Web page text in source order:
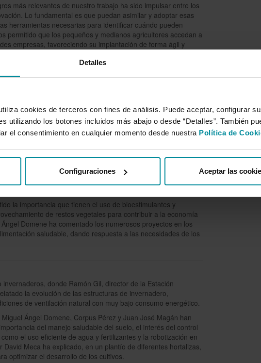
Detalles
cookies de terceros con fines de análisis. Puede aceptar, configurar
utilizando los botones incluidos más abajo o desde “Detalles”. También
el consentimiento en cualquier momento desde nuestra Política de
Configuraciones Aceptar las
más relevantes de nuestro trabajo ha sido impulsar entre los
Lo fundamental es que puedan asimilar y adoptar esas
herramientas necesarias para identificar cuándo pueden
permitido que los pequeños y medianos agricultores accedan a
empresas, favoreciendo su implantación de forma ágil y
hemos mantenido siempre como objetivo avanzar hacia una
y sostenible, al mismo tiempo que contribuíamos a mejorar la
líneas de trabajo que se han desarrollado en la Estación
la optimización de los sistemas de riego y
de los subproductos, el control integrado de plagas
de microorganismos”.
instalaciones de la Estación con una primera parada en el
las herramientas necesarias para ofrecer los mejores
análisis de biomasa, aguas y suelos, tecnología de
desde el que los especialistas de la Estación Experimental
de investigación aplicada, en colaboración con empresas,
mundo, para contribuir así al desarrollo de una agricultura
la importancia que tienen el uso de bioestimulantes y
de restos vegetales para contribuir a la economía
Domene ha comentado los numerosos proyectos en los
saludable, dando respuesta a las necesidades de los
donde Ramón Gil, director de la Estación
la evolución de las estructuras de invernadero,
de ventilación natural con muy bajo consumo energético.
Ángel Domene, Corpus Pérez y Juan José Magán han
del manejo saludable del suelo, el interés del control
el uso eficiente de agua y fertilizantes y la robotización en
Meca ha explicado, en un plantío de diferentes hortalizas,
optimizar el desarrollo de los cultivos.